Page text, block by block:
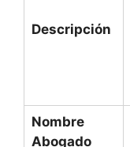
Descripción
Nombre
Abogado